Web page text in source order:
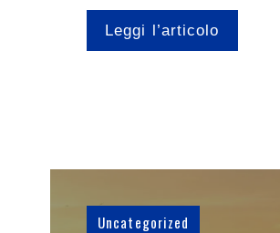
Leggi l’articolo
Uncategorized